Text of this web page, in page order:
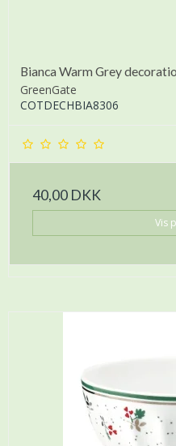
Bianca Warm Grey
GreenGate
COTDECHBIA8306
40,00 DKK
Vis